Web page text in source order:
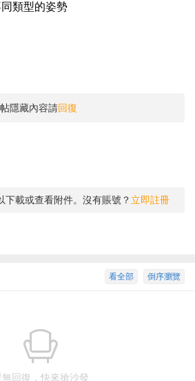
類型的姿勢
隱藏內容請回復
下載或查看附件。沒有賬號？ 立即註冊
倒序瀏覽
看全部
無回復，快來搶沙發